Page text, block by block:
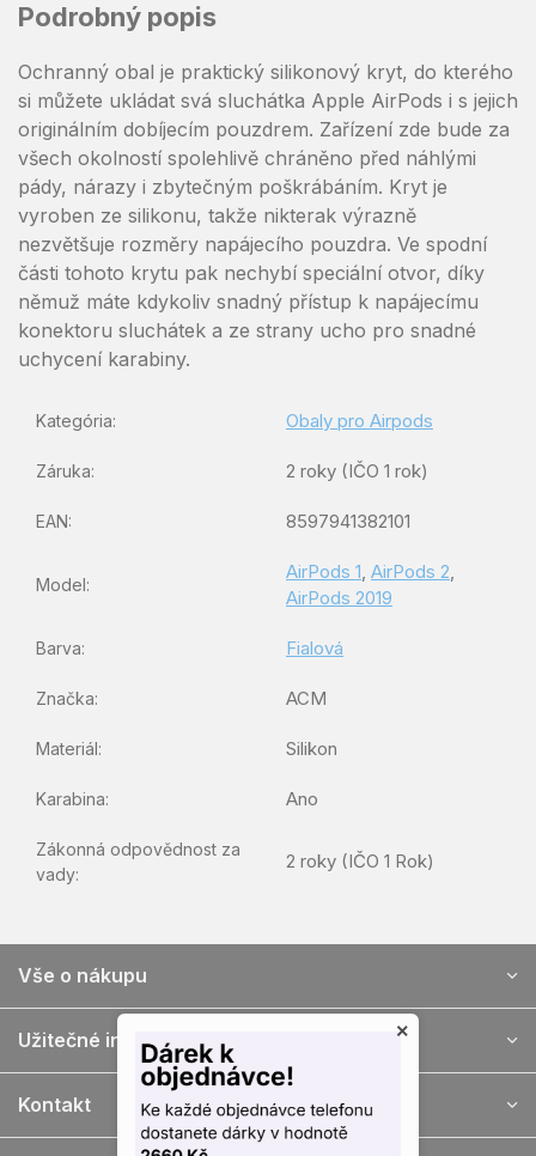
Podrobný popis
Ochranný obal je praktický silikonový kryt, do kterého
si můžete ukládat svá sluchátka Apple AirPods i s jejich
originálním dobíjecím pouzdrem. Zařízení zde bude za
všech okolností spolehlivě chráněno před náhlými
pády, nárazy i zbytečným poškrábáním. Kryt je
vyroben ze silikonu, takže nikterak výrazně
nezvětšuje rozměry napájecího pouzdra. Ve spodní
části tohoto krytu pak nechybí speciální otvor, díky
němuž máte kdykoliv snadný přístup k napájecímu
konektoru sluchátek a ze strany ucho pro snadné
uchycení karabiny.
Kategória: Obaly pro Airpods
Záruka: 2 roky (IČO 1 rok)
EAN: 8597941382101
Model:
AirPods 1 AirPods 2
AirPods 2019
Barva: Fialová
Značka: ACM
Materiál: Silikon
Karabina: Ano
Zákonná odpovědnost za
vady:
2 roky (IČO 1 Rok)
p
Vše o nákupu
Užitečné informace
Kontakt
×